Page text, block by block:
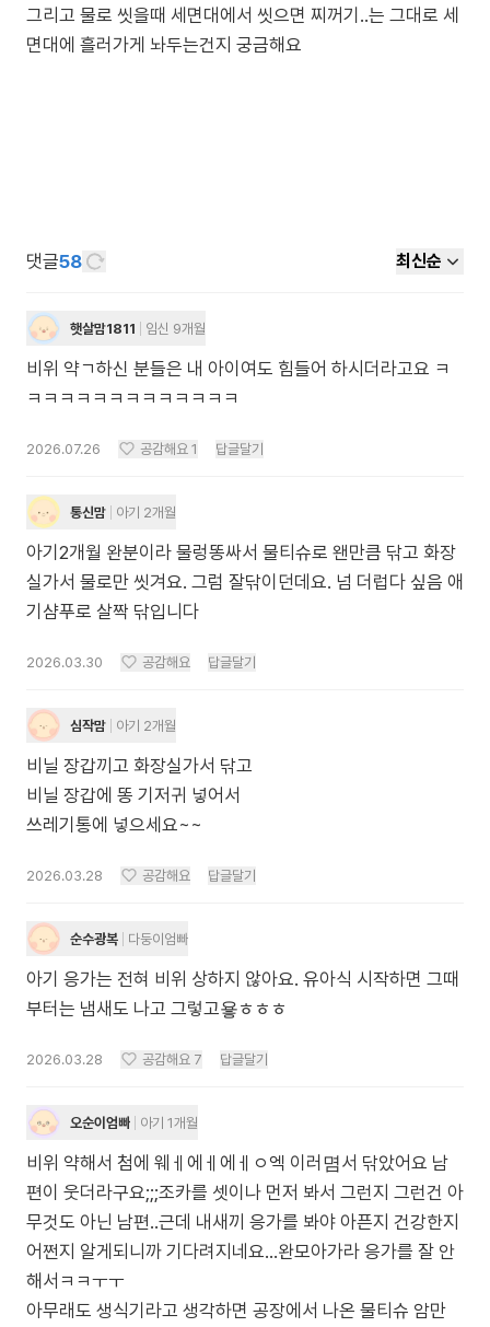
그리고 물로 씻을때 세면대에서 씻으면 찌꺼기..는 그대로 세
댓글58 최신순
햇살맘1811 임신 9개월
비위 약ㄱ하신 분들은 내 아이여도 힘들어 하시더라고요 ㅋ
ㅋㅋㅋㅋㅋㅋㅋㅋㅋㅋㅋㅋㅋ
2026.07.26 공감해요 1 답글달기
통신맘 아기 2개월
아기2개월 완분이라 물렁똥싸서 물티슈로 왠만큼 닦고 화장
실가서 물로만 씻겨요. 그럼 잘닦이던데요. 넘 더럽다 싶음 애
기샴푸로 살짝 닦입니다
2026.03.30 공감해요 답글달기
심작맘 아기 2개월
비닐 장갑끼고 화장실가서 닦고
비닐 장갑에 똥 기저귀 넣어서
쓰레기통에 넣으세요~~
2026.03.28 공감해요 답글달기
순수광복 다둥이엄빠
아기 응가는 전혀 비위 상하지 않아요. 유아식 시작하면 그때
부터는 냄새도 나고 그렇고욯ㅎㅎㅎ
2026.03.28 공감해요 7 답글달기
오순이엄빠 아기 1개월
비위 약해서 첨에 웨ㅔ에ㅔ에ㅔㅇ엑 이러몀서 닦았어요 남
편이 웃더라구요;;;조카를 셋이나 먼저 봐서 그런지 그런건 아
무것도 아닌 남편..근데 내새끼 응가를 봐야 아픈지 건강한지
어쩐지 알게되니까 기다려지네요...완모아가라 응가를 잘 안
해서ㅋㅋㅜㅜ
아무래도 생식기라고 생각하면 공장에서 나온 물티슈 암만